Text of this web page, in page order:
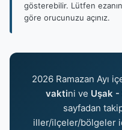
gösterebilir. Lütfen
göre orucunuzu açınız.
2026 Ramazan Ayı
vaktini ve Uşak -
sayfadan
iller/ilçeler/bölgeler